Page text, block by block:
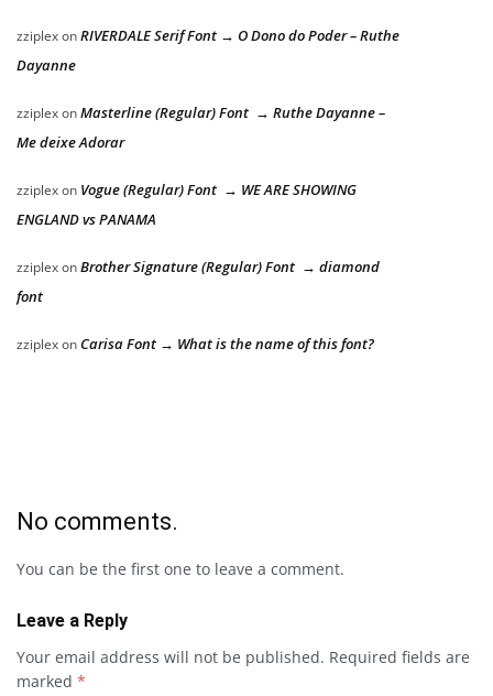
zziplexonRIVERDALE Serif Font → O Dono do Poder – Ruthe
Dayanne
zziplexonMasterline (Regular) Font → Ruthe Dayanne –
Me deixe Adorar
zziplexon Vogue (Regular) Font → WE ARE SHOWING
ENGLAND vs PANAMA
zziplexonBrother Signature (Regular) Font → diamond
font
zziplexon Carisa Font → What is the name of this font?
No comments.
You can be the first one to leave a comment.
Leave a Reply
Your email address will not be published. Required fields are
marked *